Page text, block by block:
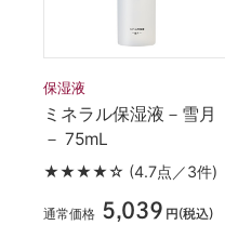
保湿液
ミネラル保湿液－雪月
－ 75mL
★★★★☆ (4.7点／3件)
通常価格 5,039 円(税込)